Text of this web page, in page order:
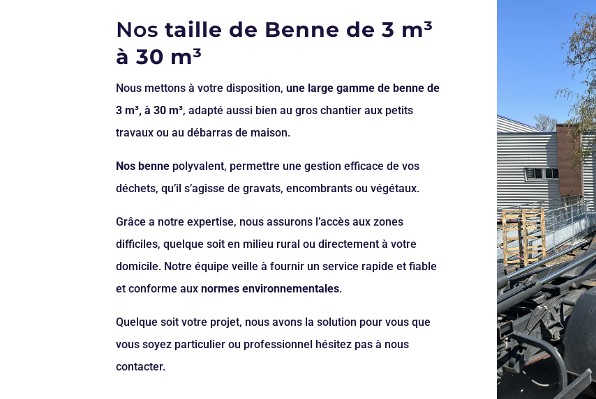
Nos taille de Benne de 3 m³
à 30 m³
Nous mettons à votre disposition,une large gamme de benne de
3 m³, à 30 m³, adapté aussi bien au gros chantier aux petits
travaux ou au débarras de maison.
Nos benne polyvalent, permettre une gestion efficace de vos
déchets, qu’il s’agisse de gravats, encombrants ou végétaux.
Grâce a notre expertise, nous assurons l’accès aux zones
difficiles, quelque soit en milieu rural ou directement à votre
domicile. Notre équipe veille à fournir un service rapide et fiable
et conforme auxnormes environnementales.
Quelque soit votre projet, nous avons la solution pour vous que
vous soyez particulier ou professionnel hésitez pas à nous
contacter.